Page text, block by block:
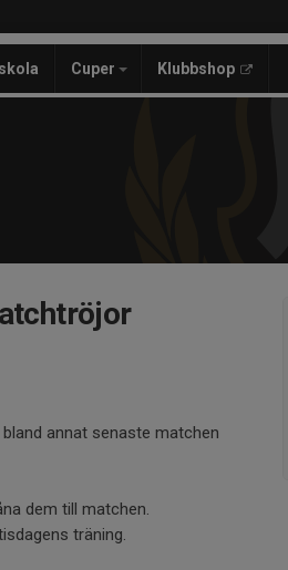
Cuper Klubbshop
annat senaste matchen
dem till matchen.
träning.